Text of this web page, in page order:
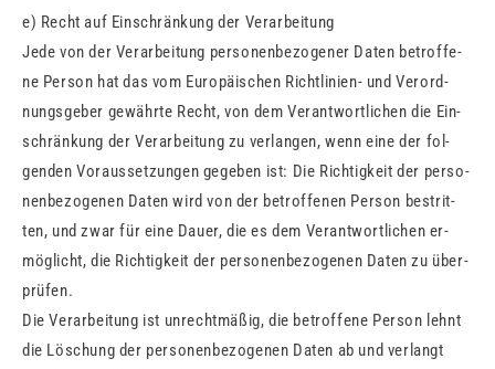
e) Recht auf Ein­schrän­kung der Ver­ar­bei­tung
Jede von der Ver­ar­bei­tung per­so­nen­be­zo­ge­ner Daten be­trof­fe­
ne Per­son hat das vom Eu­ro­päi­schen Richt­li­ni­en- und Ver­ord­
nungs­ge­ber ge­währ­te Recht, von dem Ver­ant­wort­li­chen die Ein­
schrän­kung der Ver­ar­bei­tung zu ver­lan­gen, wenn eine der fol­
gen­den Vor­aus­set­zun­gen ge­ge­ben ist: Die Rich­tig­keit der per­so­
nen­be­zo­ge­nen Daten wird von der be­trof­fe­nen Per­son be­strit­
ten, und zwar für eine Dauer, die es dem Ver­ant­wort­li­chen er­
mög­licht, die Rich­tig­keit der per­so­nen­be­zo­ge­nen Daten zu über­
prü­fen.
Die Ver­ar­bei­tung ist un­recht­mä­ßig, die be­trof­fe­ne Per­son lehnt
die Lö­schung der per­so­nen­be­zo­ge­nen Daten ab und ver­langt